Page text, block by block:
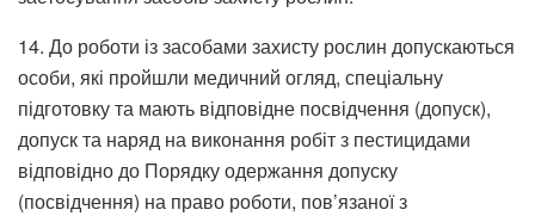
14. До роботи із засобами захисту рослин допускаються
особи, які пройшли медичний огляд, спеціальну
підготовку та мають відповідне посвідчення (допуск),
допуск та наряд на виконання робіт з пестицидами
відповідно до Порядку одержання допуску
(посвідчення) на право роботи, пов’язаної з